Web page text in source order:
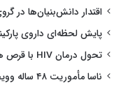
اقتدار دانش‌بنیان‌ها در
پایش لحظه‌ای داروی
تحول درمان HIV با قرص هفتگی
ناسا مأموریت ۴۸ ساله وویجر ۲ را یک سال دیگر تمدید کرد